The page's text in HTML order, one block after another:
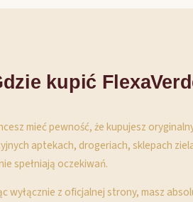
kupić
mieć pewność, że kupujesz
aptekach, drogeriach, sklepach
spełniają oczekiwań.
wyłącznie z oficjalnej strony, masz